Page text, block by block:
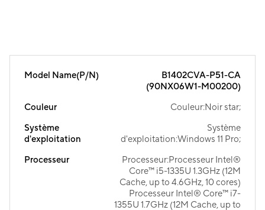
Model Name(P/N)
B1402CVA-P51-CA
(90NX06W1-M00200)
Couleur
Couleur:Noir star;
Système
d'exploitation
Système
d'exploitation:Windows 11 Pro;
Processeur
Processeur:Processeur Intel®
Core™ i5-1335U 1.3GHz (12M
Cache, up to 4.6GHz, 10 cores)
Processeur Intel® Core™ i7-
1355U 1.7GHz (12M Cache, up to